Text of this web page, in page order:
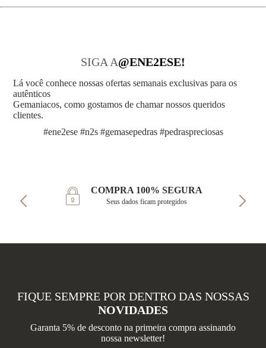
SIGA A@ENE2ESE!
Lá você conhece nossas ofertas semanais exclusivas para os
autênticos
Gemaniacos, como gostamos de chamar nossos queridos
clientes.
#ene2ese #n2s #gemasepedras #pedraspreciosas
COMPRA 100% SEGURA
Seus dados ficam protegidos
FIQUE SEMPRE POR DENTRO DAS NOSSAS
NOVIDADES
Garanta 5% de desconto na primeira compra assinando
nossa newsletter!